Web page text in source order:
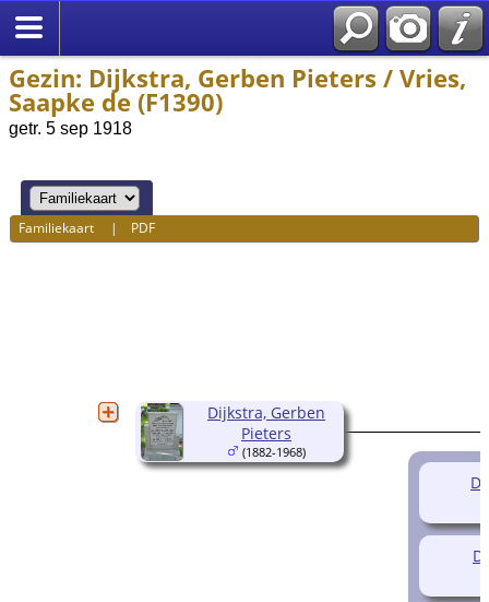
Gezin: Dijkstra, Gerben Pieters / Vries,
Saapke de (F1390)
getr. 5 sep 1918
Familiekaart | PDF
Dijkstra, Gerben
Pieters
(1882-1968)